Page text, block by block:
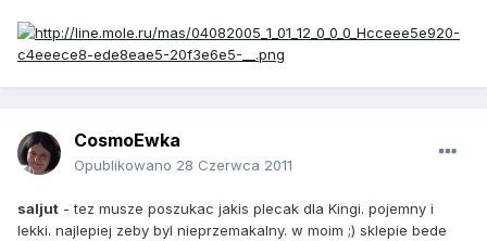
CosmoEwka
Opublikowano 28 Czerwca 2011
saljut - tez musze poszukac jakis plecak dla Kingi. pojemny i
lekki. najlepiej zeby byl nieprzemakalny. w moim ;) sklepie bede